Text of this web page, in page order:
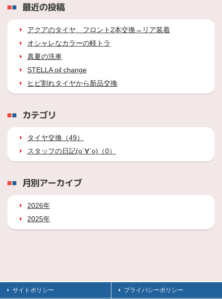
最近の投稿
アクアのタイヤ フロント2本交換→リア装着
オシャレなカラーの軽トラ
真夏の洗車
STELLA oil change
ヒビ割れタイヤから新品交換
カテゴリ
タイヤ交換（49）
スタッフの日記(о´∀`о)（0）
月別アーカイブ
2026年
2025年
サイトポリシー プライバシーポリシー